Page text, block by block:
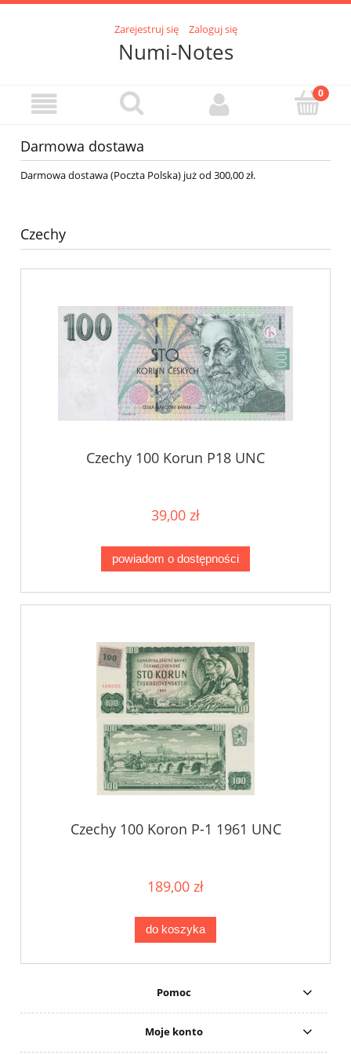
Zarejestruj się Zaloguj się
Numi-Notes
Darmowa dostawa
Darmowa dostawa (Poczta Polska) już od 300,00 zł.
Czechy
Czechy 100 Korun P18 UNC
39,00 zł
powiadom o dostępności
Czechy 100 Koron P-1 1961 UNC
189,00 zł
do koszyka
Pomoc
Moje konto